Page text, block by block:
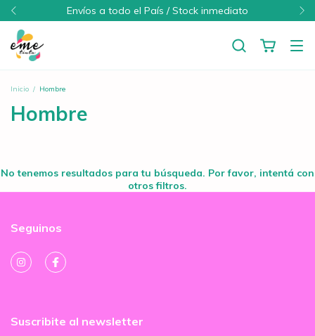
Envíos a todo el País / Stock inmediato
Inicio / Hombre
Hombre
No tenemos resultados para tu búsqueda. Por favor, intentá con
otros filtros.
Seguinos
Suscribite al newsletter